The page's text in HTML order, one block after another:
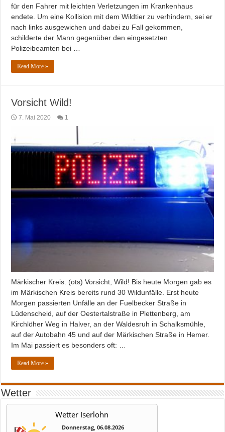
für den Fahrer mit leichten Verletzungen im Krankenhaus
endete. Um eine Kollision mit dem Wildtier zu verhindern, sei er
nach links ausgewichen und dabei zu Fall gekommen,
schilderte der Mann gegenüber den eingesetzten
Polizeibeamten bei …
Read More »
Vorsicht Wild!
7. Mai 2020 1
Märkischer Kreis. (ots) Vorsicht, Wild! Bis heute Morgen gab es
im Märkischen Kreis bereits rund 30 Wildunfälle. Erst heute
Morgen passierten Unfälle an der Fuelbecker Straße in
Lüdenscheid, auf der Oestertalstraße in Plettenberg, am
Kirchlöher Weg in Halver, an der Waldesruh in Schalksmühle,
auf der Autobahn 45 und auf der Märkischen Straße in Hemer.
Im Mai passiert es besonders oft: …
Read More »
Wetter
Wetter Iserlohn
Donnerstag, 06.08.2026